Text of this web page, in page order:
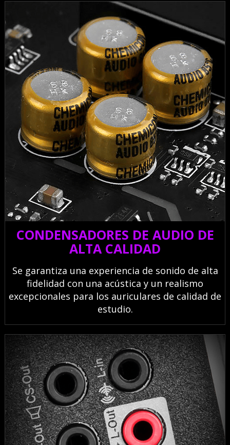
CONDENSADORES DE AUDIO DE
ALTA CALIDAD
Se garantiza una experiencia de sonido de alta
fidelidad con una acústica y un realismo
excepcionales para los auriculares de calidad de
estudio.